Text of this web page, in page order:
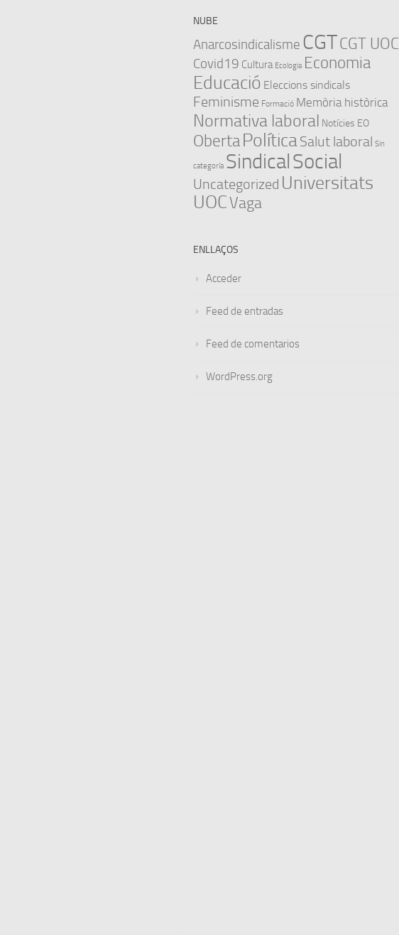
NUBE
Anarcosindicalisme CGTCGT UOC
Covid19 Cultura Ecologia Economia
Educació Eleccions sindicals
Feminisme Formació Memòria històrica
Normativa laboral Notícies EO
ObertaPolíticaSalut laboral Sin
categoría SindicalSocial
Uncategorized Universitats
UOCVaga
ENLLAÇOS
Acceder
Feed de entradas
Feed de comentarios
WordPress.org